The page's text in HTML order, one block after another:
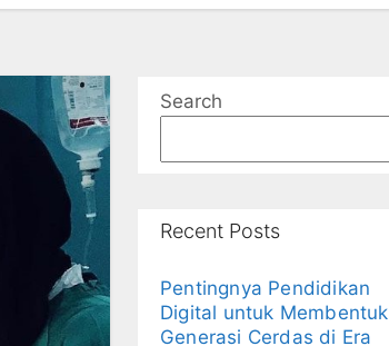
Search
Recent Posts
Pentingnya Pendidikan
Digital untuk Membentuk
Generasi Cerdas di Era